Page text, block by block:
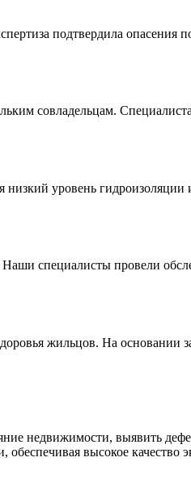
подтвердила опасения
совладельцам.
уровень гидроизоляции
специалисты провели
жильцов. На
недвижимости, выявить
высокое качество